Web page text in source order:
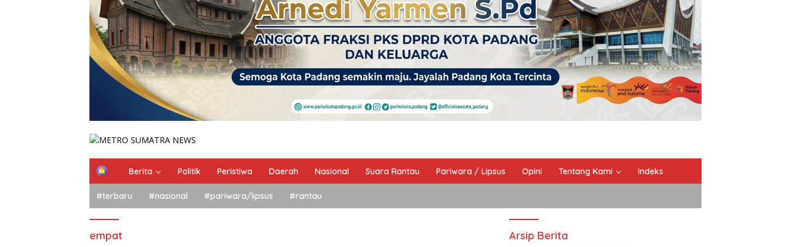
Berita Politik Peristiwa Daerah Nasional Suara Rantau Pariwara / Lipsus Opini Tentang Kami Indeks
#terbaru #nasional #pariwara/lipsus #rantau
empat Arsip Berita